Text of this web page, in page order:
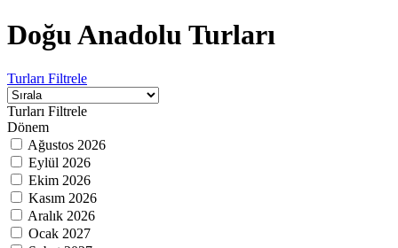
Doğu Anadolu Turları
Turları Filtrele
Turları Filtrele
Dönem
Ağustos 2026
Eylül 2026
Ekim 2026
Kasım 2026
Aralık 2026
Ocak 2027